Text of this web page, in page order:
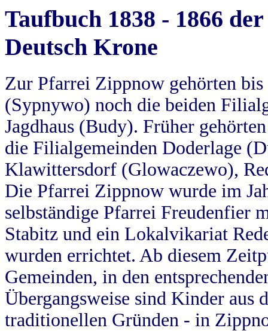
Taufbuch 1838 - 1866
Deutsch Krone
Zur Pfarrei Zippnow gehörten
(Sypnywo) noch die beiden
Jagdhaus (Budy). Früher
die Filialgemeinden Doderlage
Klawittersdorf (Glowaczewo),
Die Pfarrei Zippnow wurde im
selbständige Pfarrei Freudenfier
Stabitz und ein Lokalvikariat
wurden errichtet. Ab diesem
Gemeinden, in den
Übergangsweise sind Kinder aus
traditionellen Gründen - in